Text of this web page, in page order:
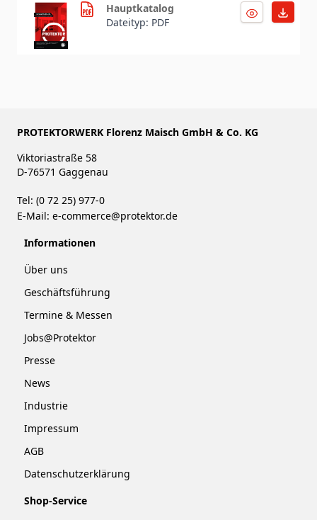
Hauptkatalog
Dateityp: PDF
PROTEKTORWERK Florenz Maisch GmbH & Co. KG
Viktoriastraße 58
D-76571 Gaggenau
Tel: (0 72 25) 977-0
E-Mail: e-commerce@protektor.de
Informationen
Über uns
Geschäftsführung
Termine & Messen
Jobs@Protektor
Presse
News
Industrie
Impressum
AGB
Datenschutzerklärung
Shop-Service